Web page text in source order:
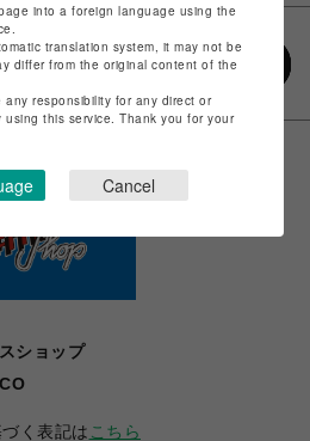
ショップ
く表記は こちら
into a foreign language using the
translation system, it may not be
differ from the original content of the
responsibility for any direct or
using this service. Thank you for your
Cancel